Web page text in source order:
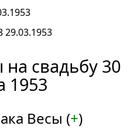
29.03.1953
свадьбу 30
1953
Весы (+)